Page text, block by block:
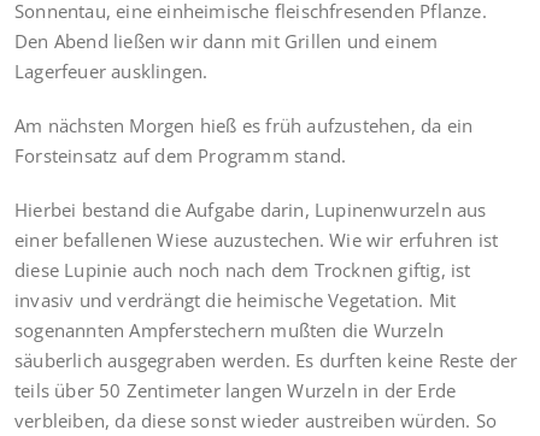
Sonnentau, eine einheimische fleischfresenden Pflanze.
Den Abend ließen wir dann mit Grillen und einem
Lagerfeuer ausklingen.
Am nächsten Morgen hieß es früh aufzustehen, da ein
Forsteinsatz auf dem Programm stand.
Hierbei bestand die Aufgabe darin, Lupinenwurzeln aus
einer befallenen Wiese auzustechen. Wie wir erfuhren ist
diese Lupinie auch noch nach dem Trocknen giftig, ist
invasiv und verdrängt die heimische Vegetation. Mit
sogenannten Ampferstechern mußten die Wurzeln
säuberlich ausgegraben werden. Es durften keine Reste der
teils über 50 Zentimeter langen Wurzeln in der Erde
verbleiben, da diese sonst wieder austreiben würden. So